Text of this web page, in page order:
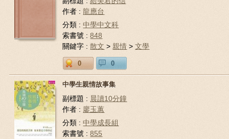
作者 :龍應台
分類 :中學中文科
索書號 :848
關鍵字 :散文 > 親情 >文學
0 0
中學生親情故事集
副標題 : 晨讀10分鐘
作者 : 廖玉蕙
分類 :中學成長組
索書號 :855